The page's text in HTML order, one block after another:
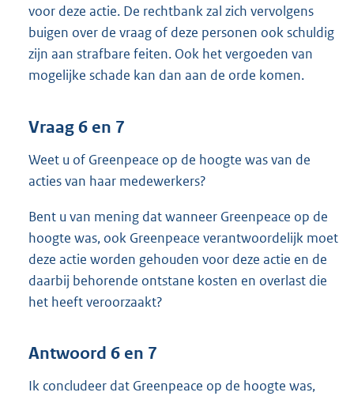
voor deze actie. De rechtbank zal zich vervolgens
buigen over de vraag of deze personen ook schuldig
zijn aan strafbare feiten. Ook het vergoeden van
mogelijke schade kan dan aan de orde komen.
Vraag 6 en 7
Weet u of Greenpeace op de hoogte was van de
acties van haar medewerkers?
Bent u van mening dat wanneer Greenpeace op de
hoogte was, ook Greenpeace verantwoordelijk moet
deze actie worden gehouden voor deze actie en de
daarbij behorende ontstane kosten en overlast die
het heeft veroorzaakt?
Antwoord 6 en 7
Ik concludeer dat Greenpeace op de hoogte was,